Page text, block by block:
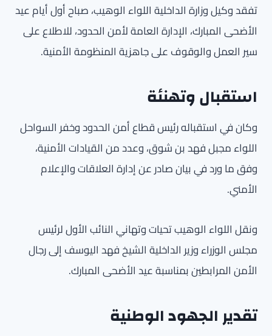
تفقد وكيل وزارة الداخلية اللواء الوهيب، صباح أول أيام عيد
الأضحى المبارك، الإدارة العامة لأمن الحدود، للاطلاع على
سير العمل والوقوف على جاهزية المنظومة الأمنية.
استقبال وتهنئة
وكان في استقباله رئيس قطاع أمن الحدود وخفر السواحل
اللواء مجبل فهد بن شوق، وعدد من القيادات الأمنية،
وفق ما ورد في بيان صادر عن إدارة العلاقات والإعلام
الأمني.
ونقل اللواء الوهيب تحيات وتهاني النائب الأول لرئيس
مجلس الوزراء وزير الداخلية الشيخ فهد اليوسف إلى رجال
الأمن المرابطين بمناسبة عيد الأضحى المبارك.
تقدير الجهود الوطنية